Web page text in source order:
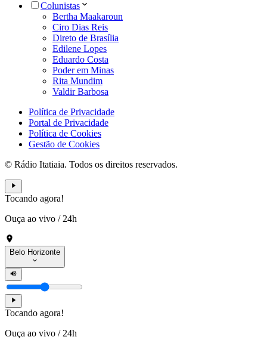
Colunistas
Bertha Maakaroun
Ciro Dias Reis
Direto de Brasília
Edilene Lopes
Eduardo Costa
Poder em Minas
Rita Mundim
Valdir Barbosa
Política de Privacidade
Portal de Privacidade
Política de Cookies
Gestão de Cookies
© Rádio Itatiaia. Todos os direitos reservados.
Tocando agora!
Ouça ao vivo / 24h
Belo Horizonte
Tocando agora!
Ouça ao vivo / 24h